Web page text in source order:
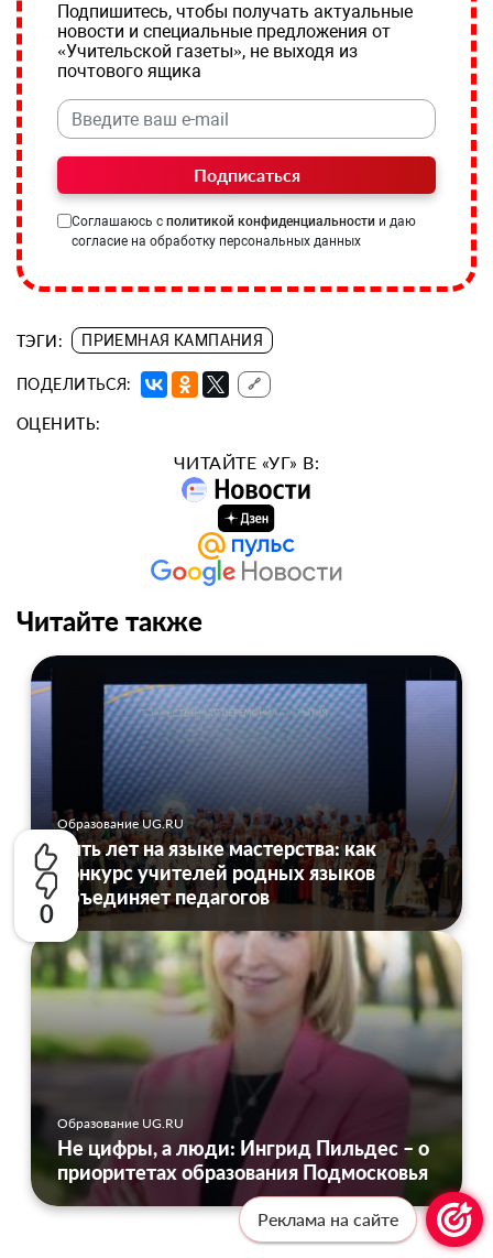
0
Подпишитесь, чтобы получать актуальные
новости и специальные предложения от
«Учительской газеты», не выходя из
почтового ящика
Подписаться
Соглашаюсь с политикой конфиденциальности и даю
согласие на обработку персональных данных
ТЭГИ: ПРИЕМНАЯ КАМПАНИЯ
ПОДЕЛИТЬСЯ: 🔗
ОЦЕНИТЬ:
ЧИТАЙТЕ «УГ» В:
Читайте также
Образование UG.RU
Пять лет на языке мастерства: как
конкурс учителей родных языков
объединяет педагогов
Образование UG.RU
Не цифры, а люди: Ингрид Пильдес – о
приоритетах образования Подмосковья
Реклама на сайте